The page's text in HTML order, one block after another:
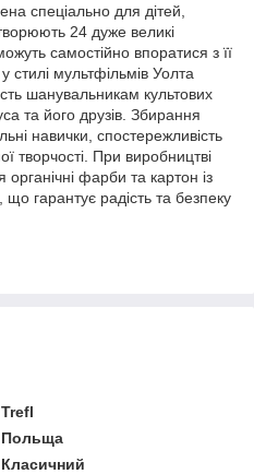
спеціально для дітей,
24 дуже великі
самостійно впоратися з її
стилі мультфільмів Уолта
шанувальникам культових
та його друзів. Збирання
навички, спостережливість
творчості. При виробництві
органічні фарби та картон із
гарантує радість та безпеку
Trefl
Польща
Класичний